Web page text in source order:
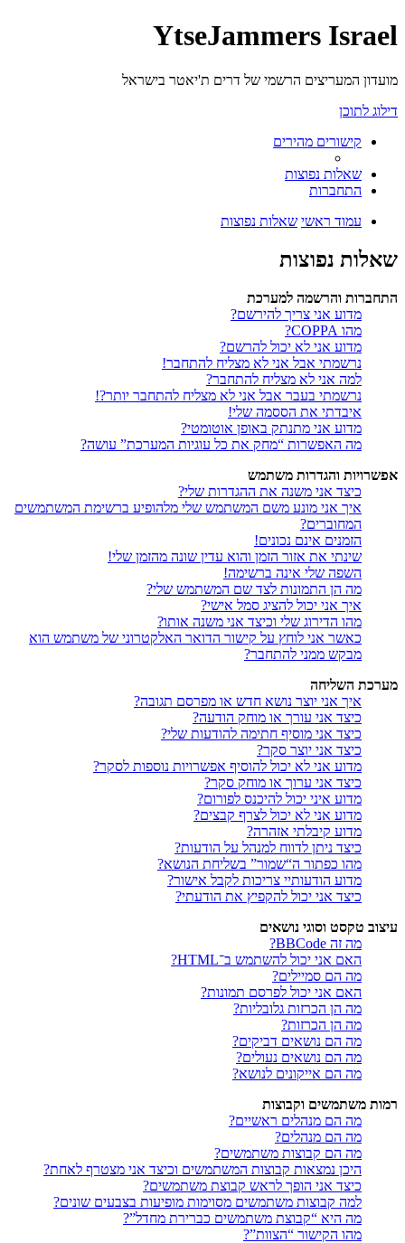
YtseJammers Israel
מועדון המעריצים הרשמי של דרים ת'יאטר בישראל
דילוג לתוכן
קישורים מהירים
שאלות נפוצות
התחברות
עמוד ראשי שאלות נפוצות
שאלות נפוצות
התחברות והרשמה למערכת
מדוע אני צריך להירשם?
מהו COPPA?
מדוע אני לא יכול להרשם?
נרשמתי אבל אני לא מצליח להתחבר!
למה אני לא מצליח להתחבר?
נרשמתי בעבר אבל אני לא מצליח להתחבר יותר?!
איבדתי את הססמה שלי!
מדוע אני מתנתק באופן אוטומטי?
מה האפשרות “מחק את כל עוגיות המערכת” עושה?
אפשרויות והגדרות משתמש
כיצד אני משנה את ההגדרות שלי?
איך אני מונע משם המשתמש שלי מלהופיע ברשימת המשתמשים
המחוברים?
הזמנים אינם נכונים!
שינתי את אזור הזמן והוא עדין שונה מהזמן שלי!
השפה שלי אינה ברשימה!
מה הן התמונות לצד שם המשתמש שלי?
איך אני יכול להציג סמל אישי?
מהו הדירוג שלי וכיצד אני משנה אותו?
כאשר אני לוחץ על קישור הדואר האלקטרוני של משתמש הוא
מבקש ממני להתחבר?
מערכת השליחה
איך אני יוצר נושא חדש או מפרסם תגובה?
כיצד אני עורך או מוחק הודעה?
כיצד אני מוסיף חתימה להודעות שלי?
כיצד אני יוצר סקר?
מדוע אני לא יכול להוסיף אפשרויות נוספות לסקר?
כיצד אני ערוך או מוחק סקר?
מדוע איני יכול להיכנס לפורום?
מדוע אני לא יכול לצרף קבצים?
מדוע קיבלתי אזהרה?
כיצד ניתן לדווח למנהל על הודעות?
מהו כפתור ה“שמור” בשליחת הנושא?
מדוע הודעותיי צריכות לקבל אישור?
כיצד אני יכול להקפיץ את הודעתי?
עיצוב טקסט וסוגי נושאים
מה זה BBCode?
האם אני יכול להשתמש ב־HTML?
מה הם סמיילים?
האם אני יכול לפרסם תמונות?
מה הן הכרזות גלובליות?
מה הן הכרזות?
מה הם נושאים דביקים?
מה הם נושאים נעולים?
מה הם אייקונים לנושא?
רמות משתמשים וקבוצות
מה הם מנהלים ראשיים?
מה הם מנהלים?
מה הם קבוצות משתמשים?
היכן נמצאות קבוצות המשתמשים וכיצד אני מצטרף לאחת?
כיצד אני הופך לראש קבוצת משתמשים?
למה קבוצות משתמשים מסוימות מופיעות בצבעים שונים?
מה היא “קבוצת משתמשים כברירת מחדל”?
מהו הקישור “הצוות”?